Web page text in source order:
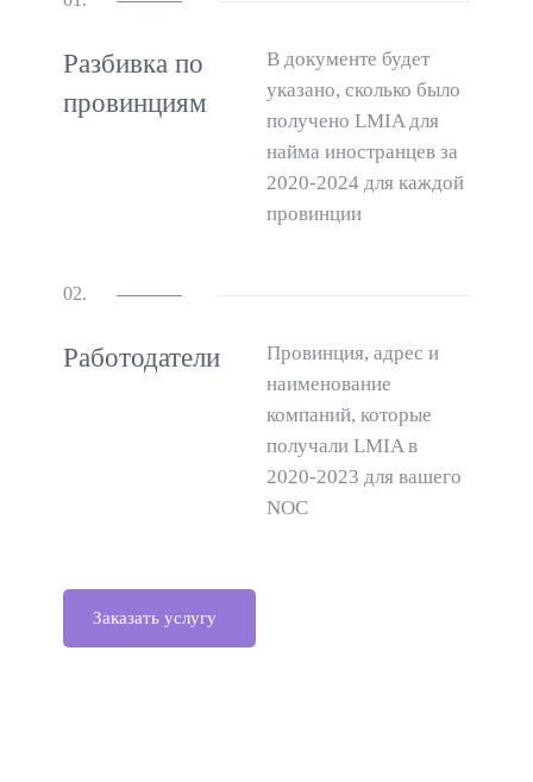
Разбивка по
провинциям
В документе будет
указано, сколько было
получено LMIA для
найма иностранцев за
2020-2024 для каждой
провинции
02.
Работодатели
Провинция, адрес и
наименование
компаний, которые
получали LMIA в
2020-2023 для вашего
NOC
Заказать услугу